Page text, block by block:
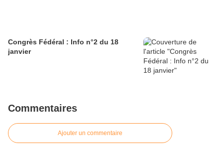
Congrès Fédéral : Info n°2 du 18
janvier
Commentaires
Ajouter un commentaire